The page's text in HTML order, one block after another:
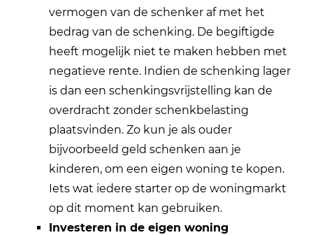
vermogen van de schenker af met het
bedrag van de schenking. De begiftigde
heeft mogelijk niet te maken hebben met
negatieve rente. Indien de schenking lager
is dan een schenkingsvrijstelling kan de
overdracht zonder schenkbelasting
plaatsvinden. Zo kun je als ouder
bijvoorbeeld geld schenken aan je
kinderen, om een eigen woning te kopen.
Iets wat iedere starter op de woningmarkt
op dit moment kan gebruiken.
Investeren in de eigen woning